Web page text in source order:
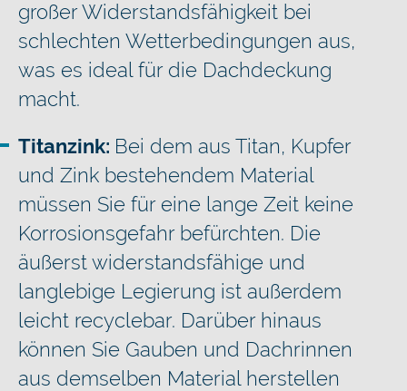
großer Widerstandsfähigkeit bei
schlechten Wetterbedingungen aus,
was es ideal für die Dachdeckung
macht.
Titanzink: Bei dem aus Titan, Kupfer
und Zink bestehendem Material
müssen Sie für eine lange Zeit keine
Korrosionsgefahr befürchten. Die
äußerst widerstandsfähige und
langlebige Legierung ist außerdem
leicht recyclebar. Darüber hinaus
können Sie Gauben und Dachrinnen
aus demselben Material herstellen